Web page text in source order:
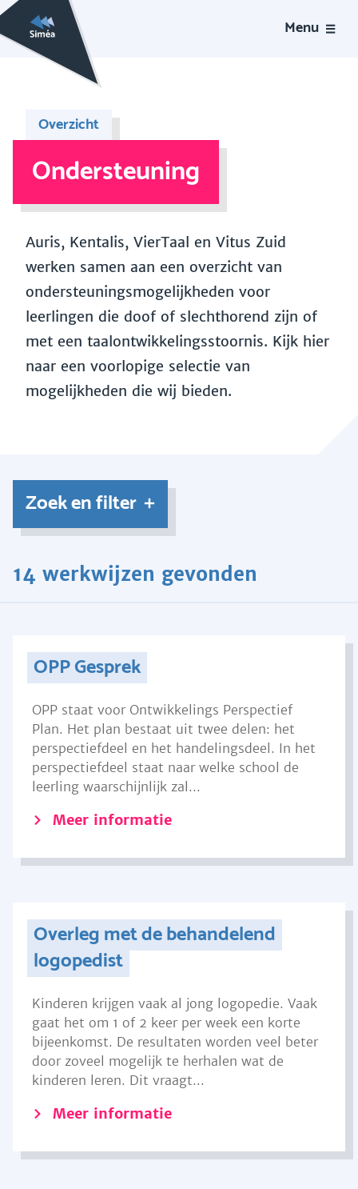
Menu
Overzicht
Ondersteuning
Auris, Kentalis, VierTaal en Vitus Zuid
werken samen aan een overzicht van
ondersteuningsmogelijkheden voor
leerlingen die doof of slechthorend zijn of
met een taalontwikkelingsstoornis. Kijk hier
naar een voorlopige selectie van
mogelijkheden die wij bieden.
Zoek en filter
14 werkwijzen gevonden
OPP Gesprek
OPP staat voor Ontwikkelings Perspectief
Plan. Het plan bestaat uit twee delen: het
perspectiefdeel en het handelingsdeel. In het
perspectiefdeel staat naar welke school de
leerling waarschijnlijk zal...
Meer informatie
Overleg met de behandelend
logopedist
Kinderen krijgen vaak al jong logopedie. Vaak
gaat het om 1 of 2 keer per week een korte
bijeenkomst. De resultaten worden veel beter
door zoveel mogelijk te herhalen wat de
kinderen leren. Dit vraagt...
Meer informatie